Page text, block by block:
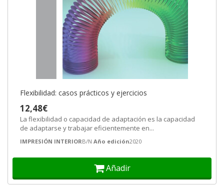
Flexibilidad: casos prácticos y ejercicios
12,48€
La flexibilidad o capacidad de adaptación es la capacidad
de adaptarse y trabajar eficientemente en...
IMPRESIÓN INTERIORB/N Año edición2020
Añadir